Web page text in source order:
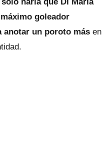
máximo goleador
anotar un poroto más en